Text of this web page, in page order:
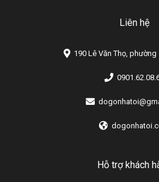
Liên hệ
190 Lê Văn Thọ, phường
Hỗ trợ khách